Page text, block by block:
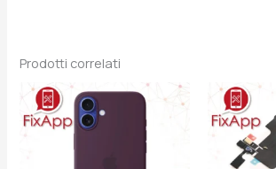
Prodotti correlati